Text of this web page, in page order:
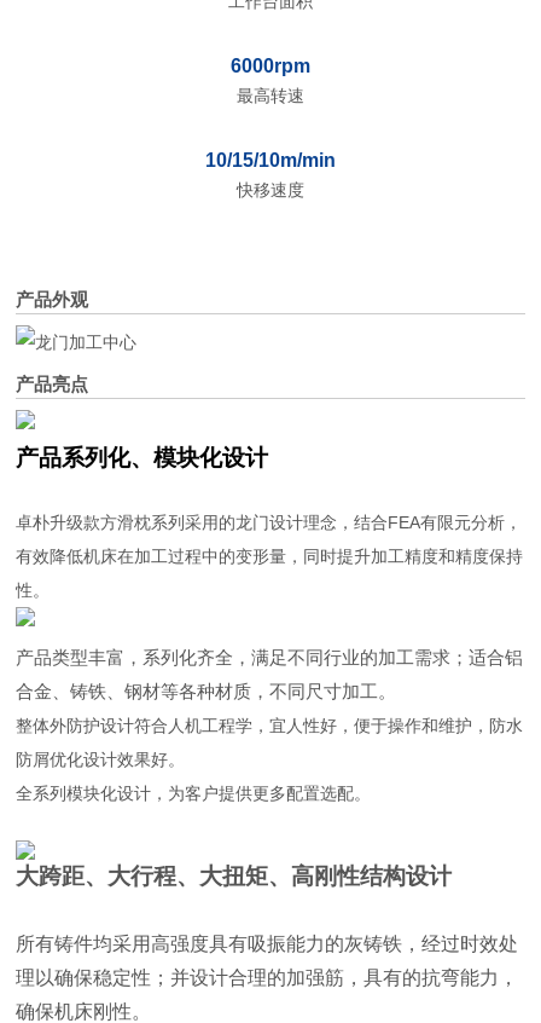
6000rpm
最高转速
10/15/10m/min
快移速度
产品外观
产品亮点
产品系列化、模块化设计
卓朴升级款方滑枕系列采用的龙门设计理念，结合FEA有限元分析，
有效降低机床在加工过程中的变形量，同时提升加工精度和精度保持
性。
产品类型丰富，系列化齐全，满足不同行业的加工需求；适合铝
合金、铸铁、钢材等各种材质，不同尺寸加工。
整体外防护设计符合人机工程学，宜人性好，便于操作和维护，防水
防屑优化设计效果好。
全系列模块化设计，为客户提供更多配置选配。
大跨距、大行程、大扭矩、高刚性结构设计
所有铸件均采用高强度具有吸振能力的灰铸铁，经过时效处
理以确保稳定性；并设计合理的加强筋，具有的抗弯能力，
确保机床刚性。